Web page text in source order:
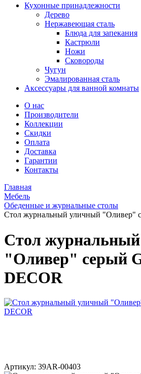
Кухонные принадлежности
Дерево
Нержавеющая сталь
Блюда для запекания
Кастрюли
Ножи
Сковороды
Чугун
Эмалированная сталь
Аксессуары для ванной комнаты
О нас
Производители
Коллекции
Скидки
Оплата
Доставка
Гарантии
Контакты
Главная
Мебель
Обеденные и журнальные столы
Стол журнальный уличный "Оливер"
Стол
"Оливер" серый
DECOR
Артикул: 39AR-00403